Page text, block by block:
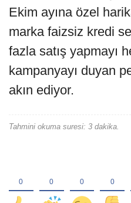
Ekim ayına özel
marka faizsiz kredi
fazla satış yapmayı
kampanyayı duyan
akın ediyor.
Tahmini okuma suresi: 3 dakika.